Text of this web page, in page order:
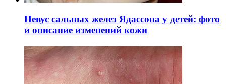
Невус сальных желез Ядассона у детей: фото
и описание изменений кожи